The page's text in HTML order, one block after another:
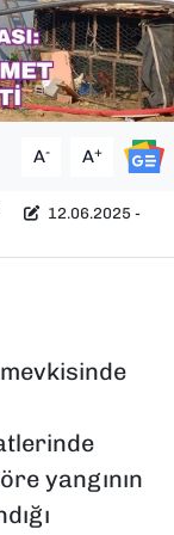
A- A+
12.06.2025 -
yangının